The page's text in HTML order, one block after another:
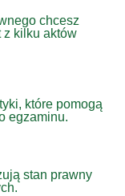
chcesz
z kilku aktów
które pomogą
egzaminu.
stan prawny